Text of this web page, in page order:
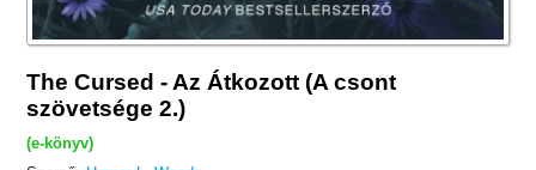
The Cursed - Az Átkozott (A csont
szövetsége 2.)
(e-könyv)